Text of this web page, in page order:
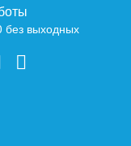
без выходных